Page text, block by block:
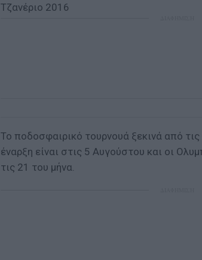
Το ποδοσφαιρικό τουρνουά ξεκινά από
έναρξη είναι στις 5 Αυγούστου και οι
τις 21 του μήνα.